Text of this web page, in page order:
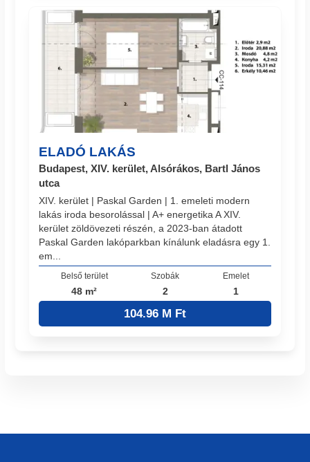
ELADÓ LAKÁS
Budapest, XIV. kerület, Alsórákos, Bartl János
utca
XIV. kerület | Paskal Garden | 1. emeleti modern
lakás iroda besorolással | A+ energetika A XIV.
kerület zöldövezeti részén, a 2023-ban átadott
Paskal Garden lakóparkban kínálunk eladásra egy 1.
em...
Belső terület
48 m²
Szobák
2
Emelet
1
104.96 M Ft